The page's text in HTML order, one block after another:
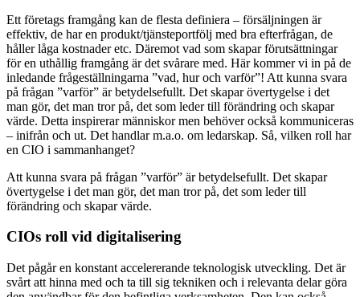
Ett företags framgång kan de flesta definiera – försäljningen är
effektiv, de har en produkt/tjänsteportfölj med bra efterfrågan, de
håller låga kostnader etc. Däremot vad som skapar förutsättningar
för en uthållig framgång är det svårare med. Här kommer vi in på de
inledande frågeställningarna ”vad, hur och varför”! Att kunna svara
på frågan ”varför” är betydelsefullt. Det skapar övertygelse i det
man gör, det man tror på, det som leder till förändring och skapar
värde. Detta inspirerar människor men behöver också kommuniceras
– inifrån och ut. Det handlar m.a.o. om ledarskap. Så, vilken roll har
en CIO i sammanhanget?
Att kunna svara på frågan ”varför” är betydelsefullt. Det skapar
övertygelse i det man gör, det man tror på, det som leder till
förändring och skapar värde.
CIOs roll vid digitalisering
Det pågår en konstant accelererande teknologisk utveckling. Det är
svårt att hinna med och ta till sig tekniken och i relevanta delar göra